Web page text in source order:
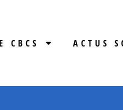
CBCS ACTUS